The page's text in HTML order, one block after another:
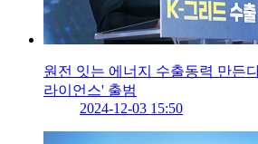
원전 잇는 에너지 수출동력 만든
라이언스' 출범
2024-12-03 15:50